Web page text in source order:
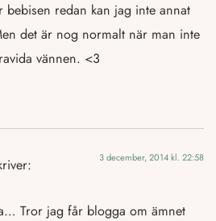
redan kan jag inte annat
det är nog normalt när man inte
vännen. <3
3 december, 2014 kl. 22:58
Tror jag får blogga om ämnet